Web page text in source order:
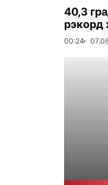
40,3
рэкорд
00:24